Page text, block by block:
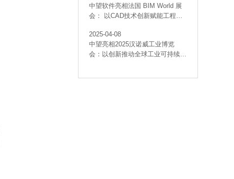
中望软件亮相法国 BIM World 展
会： 以CAD技术创新赋能工程建
2025-04-08
中望亮相2025汉诺威工业博览
会：以创新推动全球工业可持续发